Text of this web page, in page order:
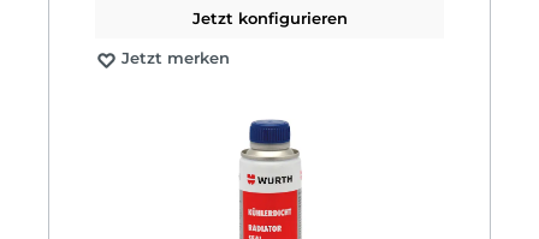
Jetzt konfigurieren
Jetzt merken